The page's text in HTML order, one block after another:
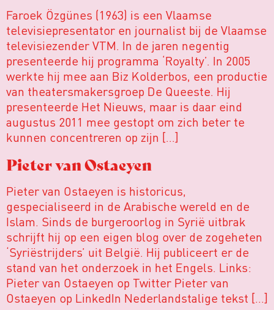
Faroek Özgünes (1963) is een Vlaamse
televisiepresentator en journalist bij de Vlaamse
televisiezender VTM. In de jaren negentig
presenteerde hij programma ‘Royalty’. In 2005
werkte hij mee aan Biz Kolderbos, een productie
van theatersmakersgroep De Queeste. Hij
presenteerde Het Nieuws, maar is daar eind
augustus 2011 mee gestopt om zich beter te
kunnen concentreren op zijn […]
Pieter van Ostaeyen
Pieter van Ostaeyen is historicus,
gespecialiseerd in de Arabische wereld en de
Islam. Sinds de burgeroorlog in Syrië uitbrak
schrijft hij op een eigen blog over de zogeheten
‘Syriëstrijders’ uit België. Hij publiceert er de
stand van het onderzoek in het Engels. Links:
Pieter van Ostaeyen op Twitter Pieter van
Ostaeyen op LinkedIn Nederlandstalige tekst […]